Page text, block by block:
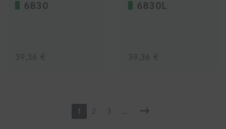
6830
39,36 €
6830L
39,36 €
1 2 3